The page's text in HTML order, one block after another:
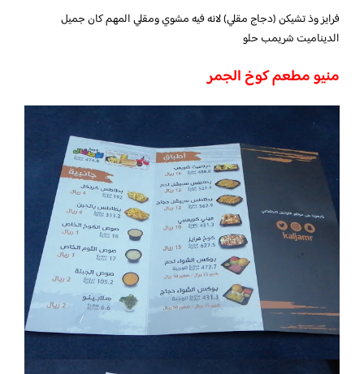
فرايز وذ تشيكن (دجاج مقلي) لانه فيه مشوي ومقلي المهم كان جميل
الديناميت شريمب حلو
منيو مطعم كوخ الجمر